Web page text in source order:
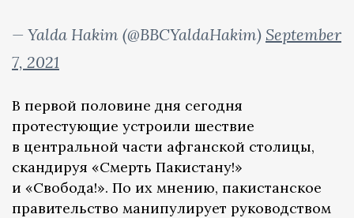
— Yalda Hakim (@BBCYaldaHakim) September
7, 2021
В первой половине дня сегодня
протестующие устроили шествие
в центральной части афганской столицы,
скандируя «Смерть Пакистану!»
и «Свобода!». По их мнению, пакистанское
правительство манипулирует руководством